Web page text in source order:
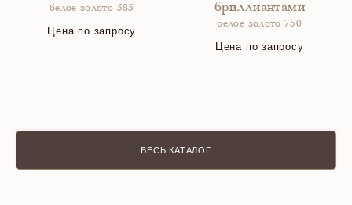
белое золото 585
Цена по запросу
бриллиантами
белое золото 750
Цена по запросу
ВЕСЬ КАТАЛОГ